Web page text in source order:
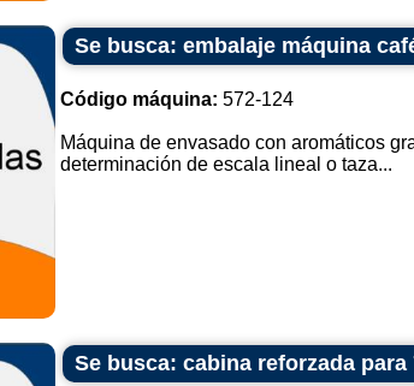
Se busca: embalaje máquina
Código máquina: 572-124
Máquina de envasado con aromáticos
determinación de escala lineal o taza...
Se busca: cabina reforzada